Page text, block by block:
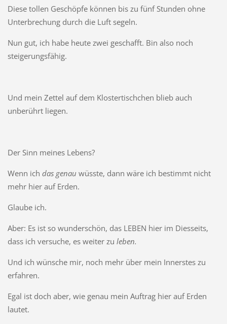
Diese tollen Geschöpfe können bis zu fünf Stunden ohne
Unterbrechung durch die Luft segeln.
Nun gut, ich habe heute zwei geschafft. Bin also noch
steigerungsfähig.
Und mein Zettel auf dem Klostertischchen blieb auch
unberührt liegen.
Der Sinn meines Lebens?
Wenn ich das genau wüsste, dann wäre ich bestimmt nicht
mehr hier auf Erden.
Glaube ich.
Aber: Es ist so wunderschön, das LEBEN hier im Diesseits,
dass ich versuche, es weiter zu leben.
Und ich wünsche mir, noch mehr über mein Innerstes zu
erfahren.
Egal ist doch aber, wie genau mein Auftrag hier auf Erden
lautet.